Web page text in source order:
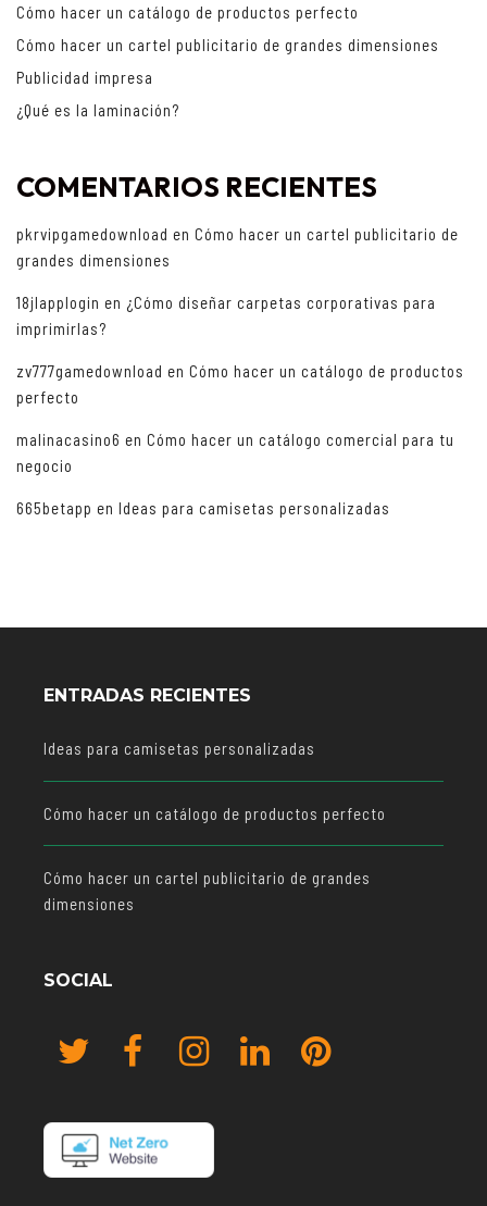
Cómo hacer un catálogo de productos perfecto
Cómo hacer un cartel publicitario de grandes dimensiones
Publicidad impresa
¿Qué es la laminación?
COMENTARIOS RECIENTES
pkrvipgamedownload en Cómo hacer un cartel publicitario de
grandes dimensiones
18jlapplogin en ¿Cómo diseñar carpetas corporativas para
imprimirlas?
zv777gamedownload en Cómo hacer un catálogo de productos
perfecto
malinacasino6 en Cómo hacer un catálogo comercial para tu
negocio
665betapp en Ideas para camisetas personalizadas
ENTRADAS RECIENTES
Ideas para camisetas personalizadas
Cómo hacer un catálogo de productos perfecto
Cómo hacer un cartel publicitario de grandes
dimensiones
SOCIAL